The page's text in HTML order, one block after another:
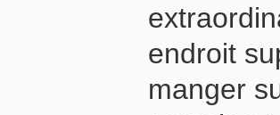
endroit
manger